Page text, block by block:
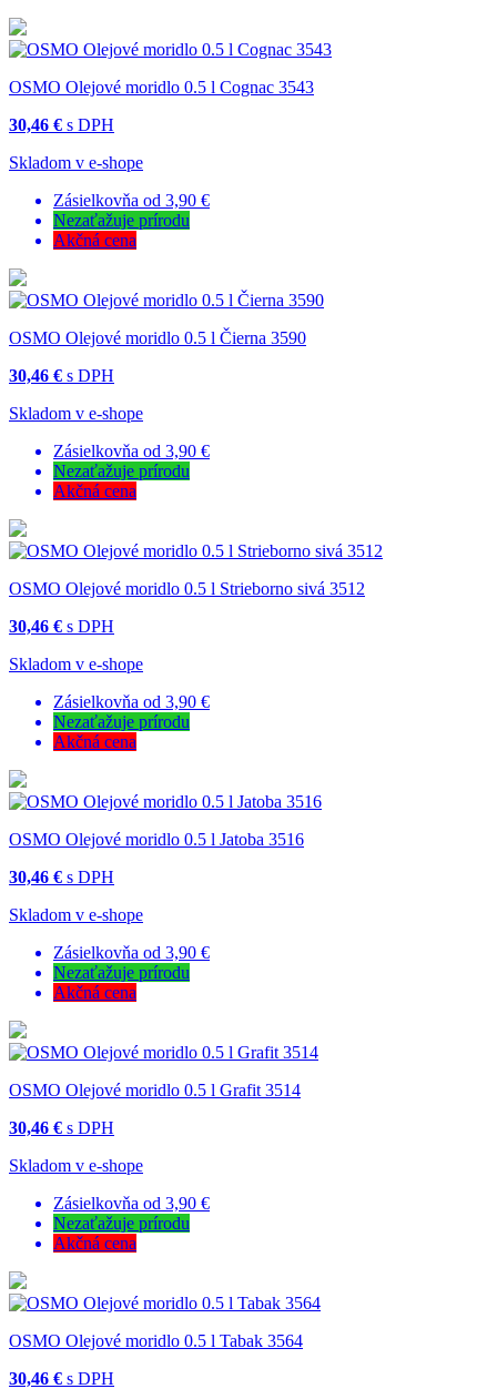
OSMO Olejové moridlo 0.5 l Cognac 3543
30,46 € s DPH
Skladom v e-shope
Zásielkovňa od 3,90 €
Nezaťažuje prírodu
Akčná cena
OSMO Olejové moridlo 0.5 l Čierna 3590
30,46 € s DPH
Skladom v e-shope
Zásielkovňa od 3,90 €
Nezaťažuje prírodu
Akčná cena
OSMO Olejové moridlo 0.5 l Strieborno sivá 3512
30,46 € s DPH
Skladom v e-shope
Zásielkovňa od 3,90 €
Nezaťažuje prírodu
Akčná cena
OSMO Olejové moridlo 0.5 l Jatoba 3516
30,46 € s DPH
Skladom v e-shope
Zásielkovňa od 3,90 €
Nezaťažuje prírodu
Akčná cena
OSMO Olejové moridlo 0.5 l Grafit 3514
30,46 € s DPH
Skladom v e-shope
Zásielkovňa od 3,90 €
Nezaťažuje prírodu
Akčná cena
OSMO Olejové moridlo 0.5 l Tabak 3564
30,46 € s DPH